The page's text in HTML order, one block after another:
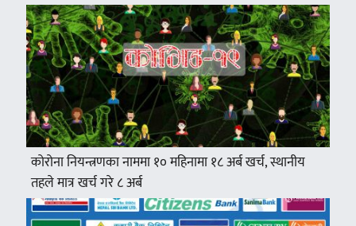
कोरोना नियन्त्रणका नाममा १० महिनामा १८ अर्ब खर्च, स्थानीय
तहले मात्र खर्च गरे ८ अर्ब